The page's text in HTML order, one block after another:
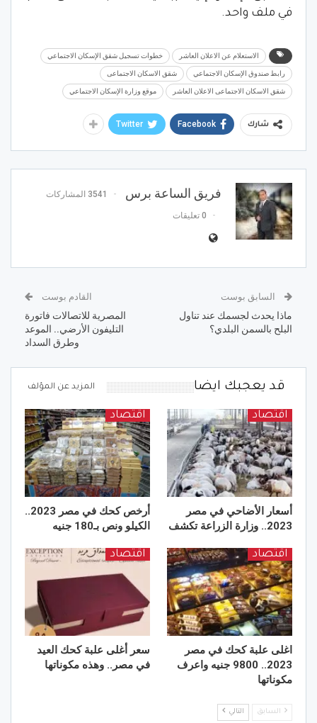
في ملف واحد.
الاستعلام عن الاعلان العاشر خطوات تسجيل شقق الإسكان الاجتماعي
رابط صندوق الإسكان الاجتماعي شقق الاسكان الاجتماعى
شقق الاسكان الاجتماعى الاعلان العاشر موقع وزارة الإسكان الاجتماعي
شارك Facebook
Twitter
فريق الساعة برس 3541 المشاركات
0 تعليقات
السابق بوست
ماذا يحدث لجسمك عند تناول
البلح بالسمن البلدي؟
القادم بوست
المصرية للاتصالات فاتورة
التليفون الأرضي.. الموعد
وطرق السداد
قد يعجبك ايضا المزيد عن المؤلف
اقتصاد
أسعار الأضاحي في مصر
2023.. وزارة الزراعة تكشف
اقتصاد
أرخص كحك في مصر 2023..
الكيلو ونص بـ180 جنيه
اقتصاد
اغلى علبة كحك في مصر
2023.. 9800 جنيه واعرف
مكوناتها
اقتصاد
سعر أغلى علبة كحك العيد
في مصر.. وهذه مكوناتها
السابق التالي